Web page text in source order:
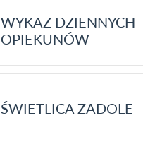
WYKAZ DZIENNYCH
OPIEKUNÓW
ŚWIETLICA ZADOLE